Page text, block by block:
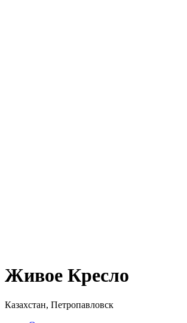
Живое Кресло
Казахстан, Петропавловск